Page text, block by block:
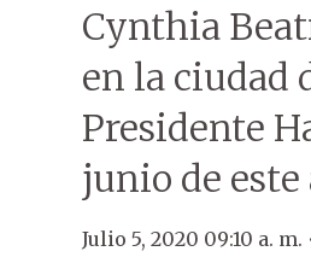
Cynthia
en la ciudad
Presidente
junio de este
Julio 5, 2020 09:10 a. m.